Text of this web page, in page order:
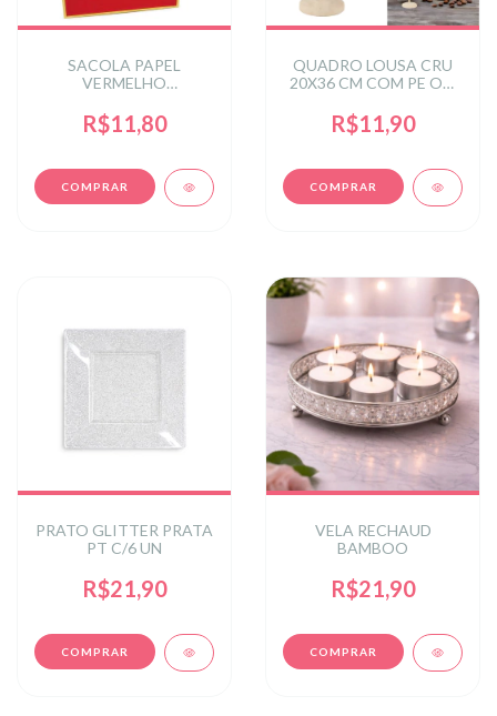
SACOLA PAPEL
VERMELHO
22X13,5X10 CM
R$11,80
QUADRO LOUSA CRU
20X36 CM COM PE OT-
R$11,90
PRATO GLITTER PRATA
PT C/6 UN
R$21,90
VELA RECHAUD
BAMBOO
R$21,90